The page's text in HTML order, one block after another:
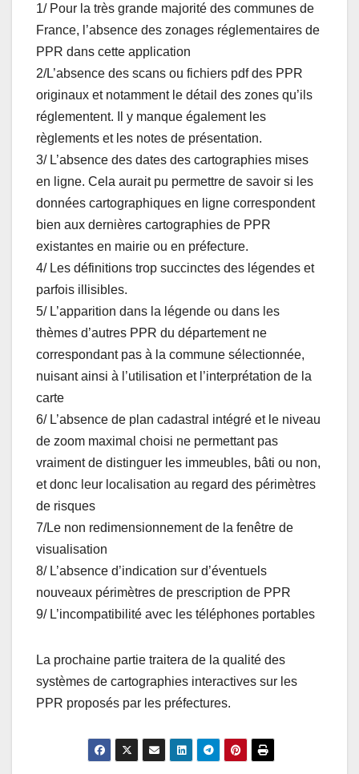
1/ Pour la très grande majorité des communes de
France, l’absence des zonages réglementaires de
PPR dans cette application
2/L’absence des scans ou fichiers pdf des PPR
originaux et notamment le détail des zones qu’ils
réglementent. Il y manque également les
règlements et les notes de présentation.
3/ L’absence des dates des cartographies mises
en ligne. Cela aurait pu permettre de savoir si les
données cartographiques en ligne correspondent
bien aux dernières cartographies de PPR
existantes en mairie ou en préfecture.
4/ Les définitions trop succinctes des légendes et
parfois illisibles.
5/ L’apparition dans la légende ou dans les
thèmes d’autres PPR du département ne
correspondant pas à la commune sélectionnée,
nuisant ainsi à l’utilisation et l’interprétation de la
carte
6/ L’absence de plan cadastral intégré et le niveau
de zoom maximal choisi ne permettant pas
vraiment de distinguer les immeubles, bâti ou non,
et donc leur localisation au regard des périmètres
de risques
7/Le non redimensionnement de la fenêtre de
visualisation
8/ L’absence d’indication sur d’éventuels
nouveaux périmètres de prescription de PPR
9/ L’incompatibilité avec les téléphones portables
La prochaine partie traitera de la qualité des
systèmes de cartographies interactives sur les
PPR proposés par les préfectures.